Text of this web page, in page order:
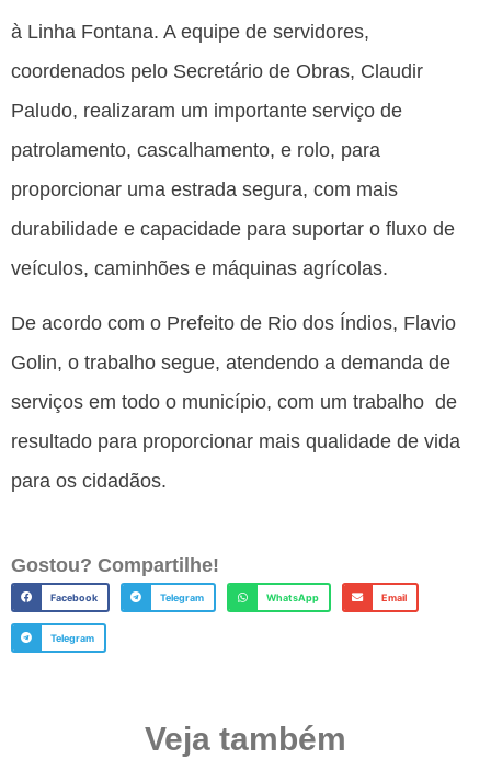
à Linha Fontana. A equipe de servidores,
coordenados pelo Secretário de Obras, Claudir
Paludo, realizaram um importante serviço de
patrolamento, cascalhamento, e rolo, para
proporcionar uma estrada segura, com mais
durabilidade e capacidade para suportar o fluxo de
veículos, caminhões e máquinas agrícolas.
De acordo com o Prefeito de Rio dos Índios, Flavio
Golin, o trabalho segue, atendendo a demanda de
serviços em todo o município, com um trabalho de
resultado para proporcionar mais qualidade de vida
para os cidadãos.
Gostou? Compartilhe!
Facebook Telegram WhatsApp Email
Telegram
Veja também